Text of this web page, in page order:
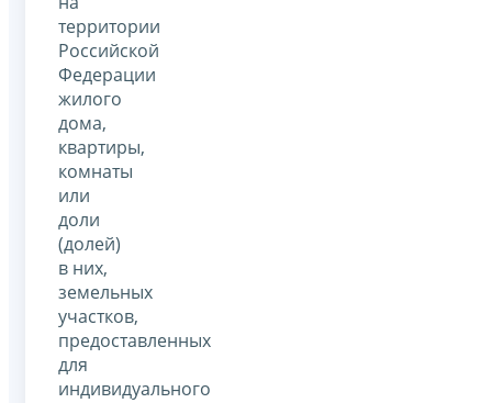
территории
Российской
Федерации
жилого
дома,
квартиры,
комнаты
или
доли
(долей)
в них,
земельных
участков,
предоставленных
для
индивидуального